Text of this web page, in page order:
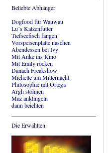
Beliebte Abhänger
Dogfood für Wauwau
Lu´s Katzenfutter
Tiefseefisch fangen
Vorspeisenplatte naschen
Abendessen bei Ivy
Mit Anke ins Kino
Mit Emily rocken
Danach Freakshow
Michelle um Mitternacht
Philosophie mit Ortega
Argh stöhnen
Maz anklingeln
dann beichten
Die Erwählten